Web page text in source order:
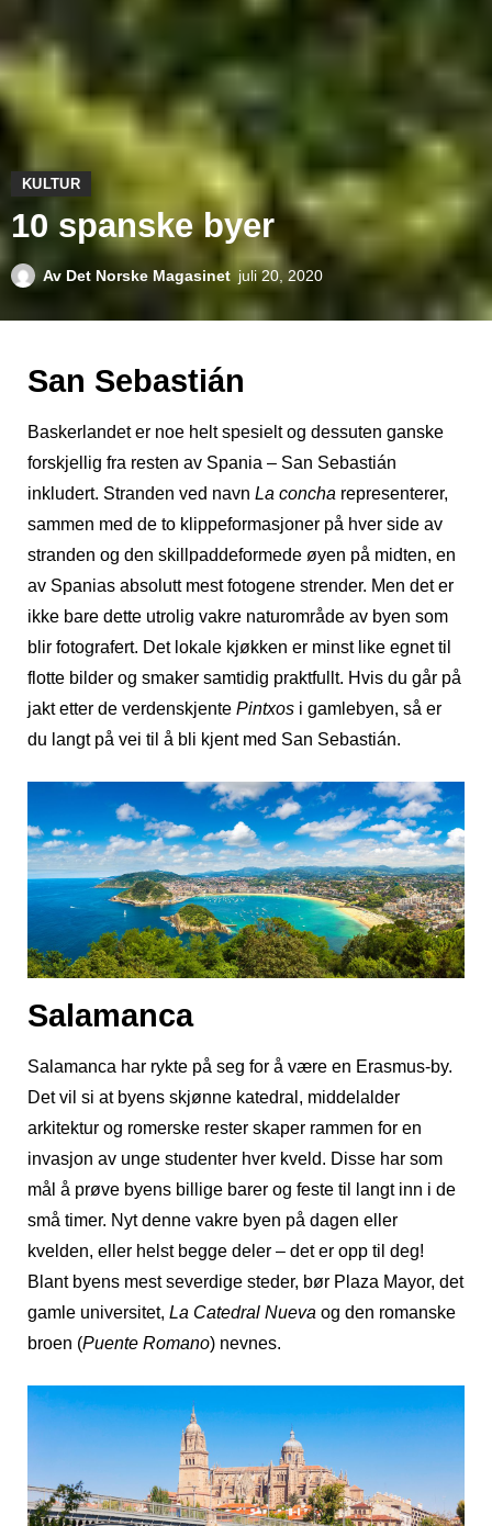
KULTUR
10 spanske byer
Av Det Norske Magasinet juli 20, 2020
San Sebastián
Baskerlandet er noe helt spesielt og dessuten ganske
forskjellig fra resten av Spania – San Sebastián
inkludert. Stranden ved navn La concha representerer,
sammen med de to klippeformasjoner på hver side av
stranden og den skillpaddeformede øyen på midten, en
av Spanias absolutt mest fotogene strender. Men det er
ikke bare dette utrolig vakre naturområde av byen som
blir fotografert. Det lokale kjøkken er minst like egnet til
flotte bilder og smaker samtidig praktfullt. Hvis du går på
jakt etter de verdenskjente Pintxos i gamlebyen, så er
du langt på vei til å bli kjent med San Sebastián.
Salamanca
Salamanca har rykte på seg for å være en Erasmus-by.
Det vil si at byens skjønne katedral, middelalder
arkitektur og romerske rester skaper rammen for en
invasjon av unge studenter hver kveld. Disse har som
mål å prøve byens billige barer og feste til langt inn i de
små timer. Nyt denne vakre byen på dagen eller
kvelden, eller helst begge deler – det er opp til deg!
Blant byens mest severdige steder, bør Plaza Mayor, det
gamle universitet, La Catedral Nueva og den romanske
broen (Puente Romano) nevnes.